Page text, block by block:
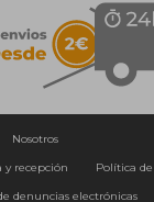
Nosotros
y recepción
Política
denuncias electrónicas